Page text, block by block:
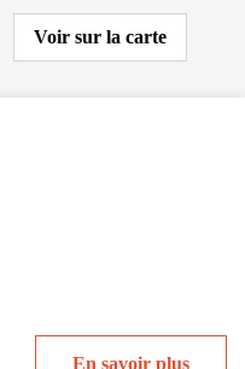
Voir sur la carte
En savoir plus